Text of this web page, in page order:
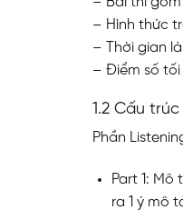
– Hình thức
– Thời gian
– Điểm số tối
1.2 Cấu
Phần
Part 1:
ra 1 ý mô